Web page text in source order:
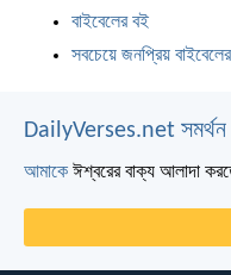
বাইবেলের বই
সবচেয়ে জনপ্রিয়
DailyVerses.net
আমাকে ঈশ্বরের বাক্য আলাদা